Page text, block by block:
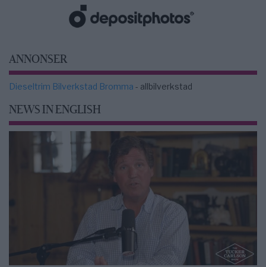
ANNONSER
Dieseltrim Bilverkstad Bromma - allbilverkstad
NEWS IN ENGLISH